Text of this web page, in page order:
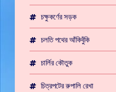
চক্ষুকর্ণের সড়ক
চলতি পথের আঁকিবুঁকি
চার্লির কৌতুক
চিত্রপটের রুপালি রেখা